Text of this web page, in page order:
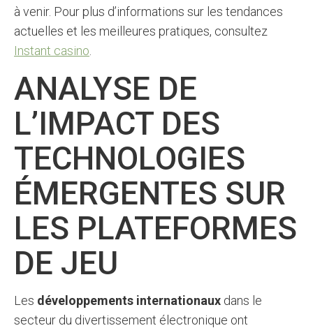
à venir. Pour plus d’informations sur les tendances
actuelles et les meilleures pratiques, consultez
Instant casino
ANALYSE DE
L’IMPACT DES
TECHNOLOGIES
ÉMERGENTES SUR
LES PLATEFORMES
DE JEU
Les développements internationaux dans le
secteur du divertissement électronique ont